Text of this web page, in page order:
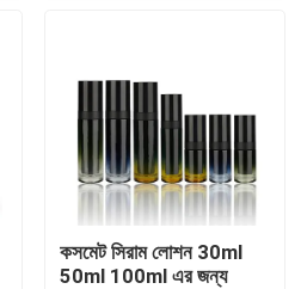
কসমেট সিরাম লোশন 30ml
50ml 100ml এর জন্য